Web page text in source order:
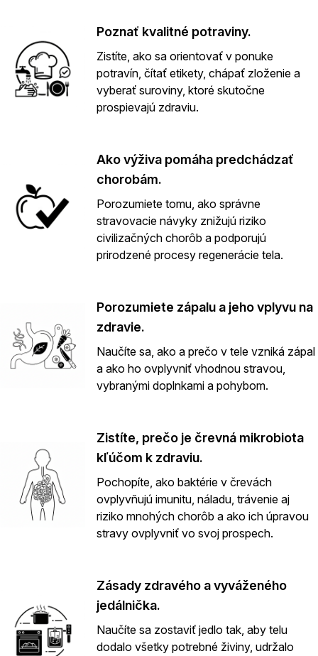
Poznať kvalitné potraviny.
Zistíte, ako sa orientovať v ponuke
potravín, čítať etikety, chápať zloženie a
vyberať suroviny, ktoré skutočne
prospievajú zdraviu.
Ako výživa pomáha predchádzať
chorobám.
Porozumiete tomu, ako správne
stravovacie návyky znižujú riziko
civilizačných chorôb a podporujú
prirodzené procesy regenerácie tela.
Porozumiete zápalu a jeho vplyvu na
zdravie.
Naučíte sa, ako a prečo v tele vzniká zápal
a ako ho ovplyvniť vhodnou stravou,
vybranými doplnkami a pohybom.
Zistíte, prečo je črevná mikrobiota
kľúčom k zdraviu.
Pochopíte, ako baktérie v črevách
ovplyvňujú imunitu, náladu, trávenie aj
riziko mnohých chorôb a ako ich úpravou
stravy ovplyvniť vo svoj prospech.
Zásady zdravého a vyváženého
jedálnička.
Naučíte sa zostaviť jedlo tak, aby telu
dodalo všetky potrebné živiny, udržalo